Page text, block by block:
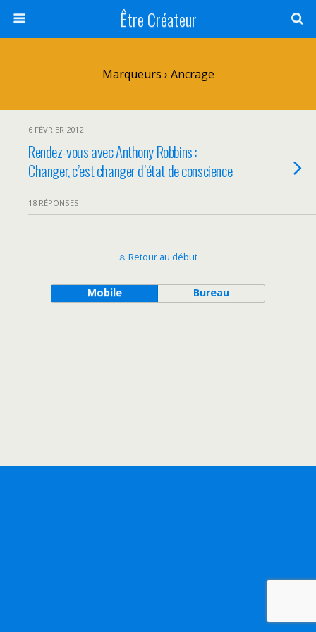
Être Créateur
Marqueurs › Ancrage
6 FÉVRIER 2012
Rendez-vous avec Anthony Robbins :
Changer, c’est changer d’état de conscience
18 RÉPONSES
Retour au début
Mobile Bureau